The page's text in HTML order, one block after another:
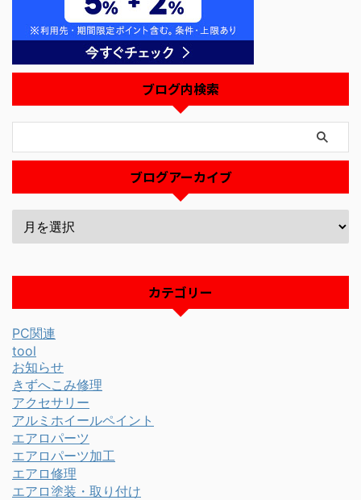
ブログ内検索
ブログアーカイブ
カテゴリー
PC関連
tool
お知らせ
きずへこみ修理
アクセサリー
アルミホイールペイント
エアロパーツ
エアロパーツ加工
エアロ修理
エアロ塗装・取り付け